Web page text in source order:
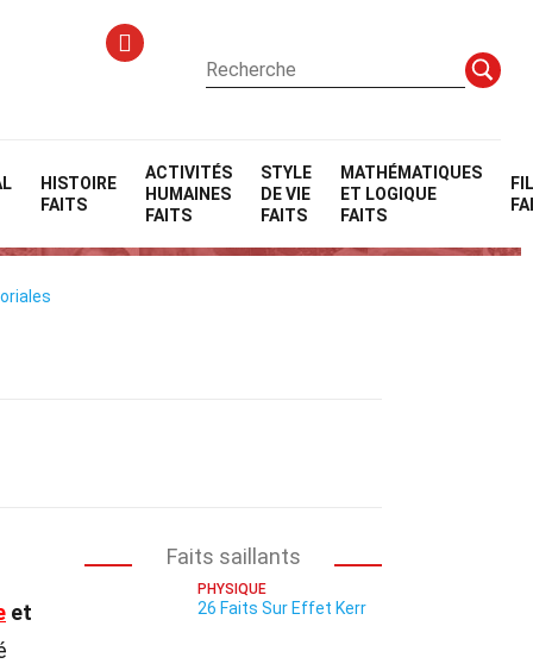
HISTOIRE
FAITS
ACTIVITÉS
HUMAINES
FAITS
STYLE
DE VIE
FAITS
MATHÉMATIQUES
ET LOGIQUE
FAITS
et
Faits saillants
PHYSIQUE
26 Faits Sur Effet Kerr